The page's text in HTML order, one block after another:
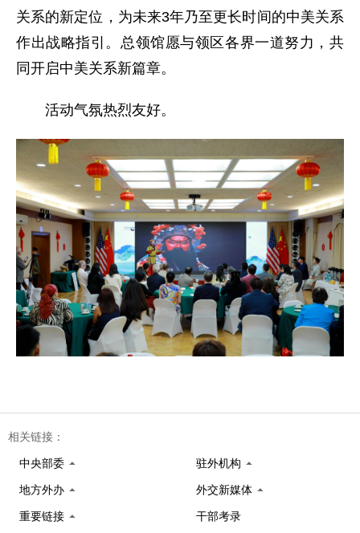
关系的新定位，为未来3年乃至更长时间的中美关系
作出战略指引。总领馆愿与领区各界一道努力，共
同开启中美关系新篇章。
活动气氛热烈友好。
相关链接：
中央部委 驻外机构
地方外办 外交新媒体
重要链接 干部考录